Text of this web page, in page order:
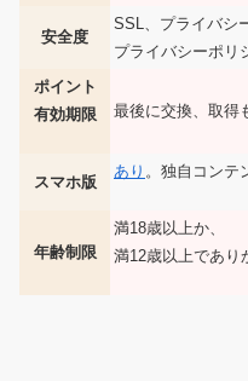
安全度
SSL、プライバシ
プライバシーポリ
ポイント
有効期限
最後に交換、取得
スマホ版
あり 。独自コンテ
年齢制限
満18歳以上か、
満12歳以上であり